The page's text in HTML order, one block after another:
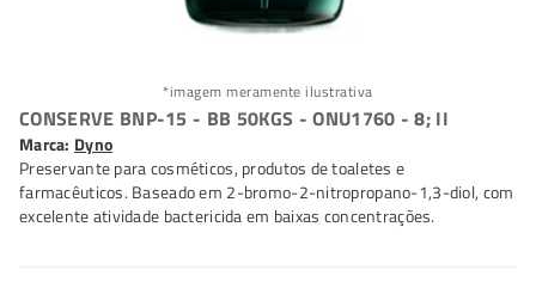
*imagem meramente ilustrativa
CONSERVE BNP-15 - BB 50KGS - ONU1760 - 8; II
Marca: Dyno
Preservante para cosméticos, produtos de toaletes e
farmacêuticos. Baseado em 2-bromo-2-nitropropano-1,3-diol, com
excelente atividade bactericida em baixas concentrações.